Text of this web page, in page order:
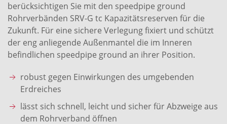
berücksichtigen Sie mit den speedpipe ground
Rohrverbänden SRV-G tc Kapazitätsreserven für die
Zukunft. Für eine sichere Verlegung fixiert und schützt
der eng anliegende Außenmantel die im Inneren
befindlichen speedpipe ground an ihrer Position.
robust gegen Einwirkungen des umgebenden
Erdreiches
lässt sich schnell, leicht und sicher für Abzweige aus
dem Rohrverband öffnen